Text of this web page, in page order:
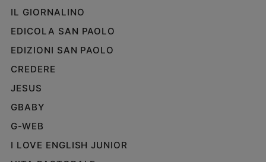
IL GIORNALINO
EDICOLA SAN PAOLO
EDIZIONI SAN PAOLO
CREDERE
JESUS
GBABY
G-WEB
I LOVE ENGLISH JUNIOR